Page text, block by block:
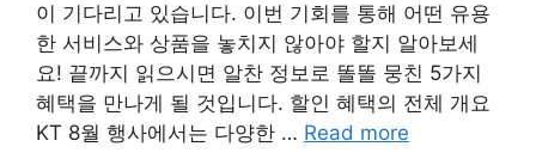
이 기다리고 있습니다. 이번 기회를 통해 어떤 유용
한 서비스와 상품을 놓치지 않아야 할지 알아보세
요! 끝까지 읽으시면 알찬 정보로 똘똘 뭉친 5가지
혜택을 만나게 될 것입니다. 할인 혜택의 전체 개요
KT 8월 행사에서는 다양한 … Read more